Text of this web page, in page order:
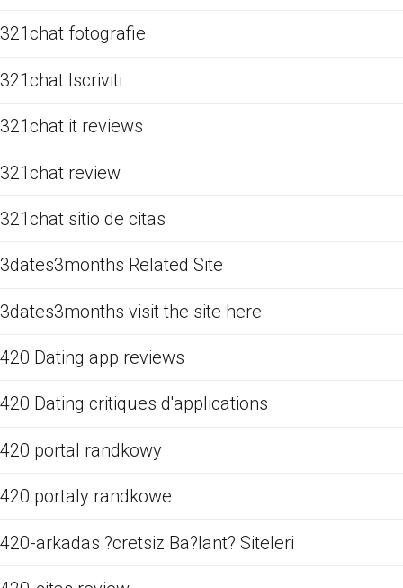
321chat fotografie
321chat Iscriviti
321chat it reviews
321chat review
321chat sitio de citas
3dates3months Related Site
3dates3months visit the site here
420 Dating app reviews
420 Dating critiques d'applications
420 portal randkowy
420 portaly randkowe
420-arkadas ?cretsiz Ba?lant? Siteleri